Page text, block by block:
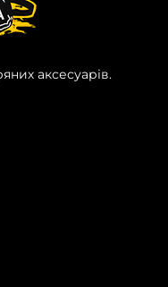
аксесуарів.